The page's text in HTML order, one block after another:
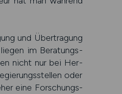
und Über­tragung
im Bera­tungs­
nicht nur bei Her­
oder
eine For­schungs­